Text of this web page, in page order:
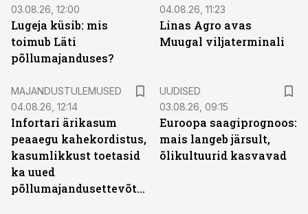
03.08.26, 12:00
Lugeja küsib: mis
toimub Läti
põllumajanduses?
04.08.26, 11:23
Linas Agro avas
Muugal viljaterminali
MAJANDUSTULEMUSED
04.08.26, 12:14
Infortari ärikasum
peaaegu kahekordistus,
kasumlikkust toetasid
ka uued
põllumajandusettevõtted
UUDISED
03.08.26, 09:15
Euroopa saagiprognoos:
mais langeb järsult,
õlikultuurid kasvavad